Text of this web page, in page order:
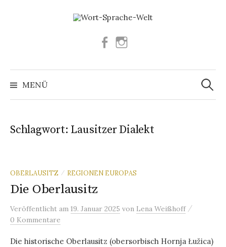
Facebook
MENÜ
Suchen
nach:
Schlagwort: Lausitzer Dialekt
OBERLAUSITZ / REGIONEN EUROPAS
Die Oberlausitz
Veröffentlicht am 19. Januar 2025 von Lena Weißhoff /
0 Kommentare
Die historische Oberlausitz (obersorbisch Hornja Łužica)